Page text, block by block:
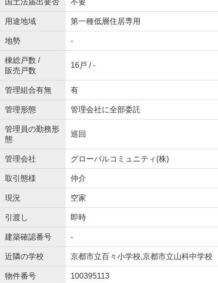
用途地域 第一種低層住居専用
地勢 -
棟総戸数 /
販売戸数
16戸 / -
管理組合有無 有
管理形態 管理会社に全部委託
管理員の勤務形
態
巡回
管理会社 グローバルコミュニティ(株)
取引態様 仲介
現況 空家
引渡し 即時
建築確認番号 -
近隣の学校 京都市立百々小学校,京都市立山科中学校
物件番号 100395113